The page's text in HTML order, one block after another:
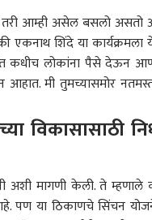
तरी आम्ही असेल बसलो असतो
एकनाथ शिंदे या
कधीच लोकांना पैसे देऊन
आहात. मी तुमच्यासमोर
विकासासाठी
अशी मागणी केली. ते म्हणाले
पण या ठिकाणचे सिंचन